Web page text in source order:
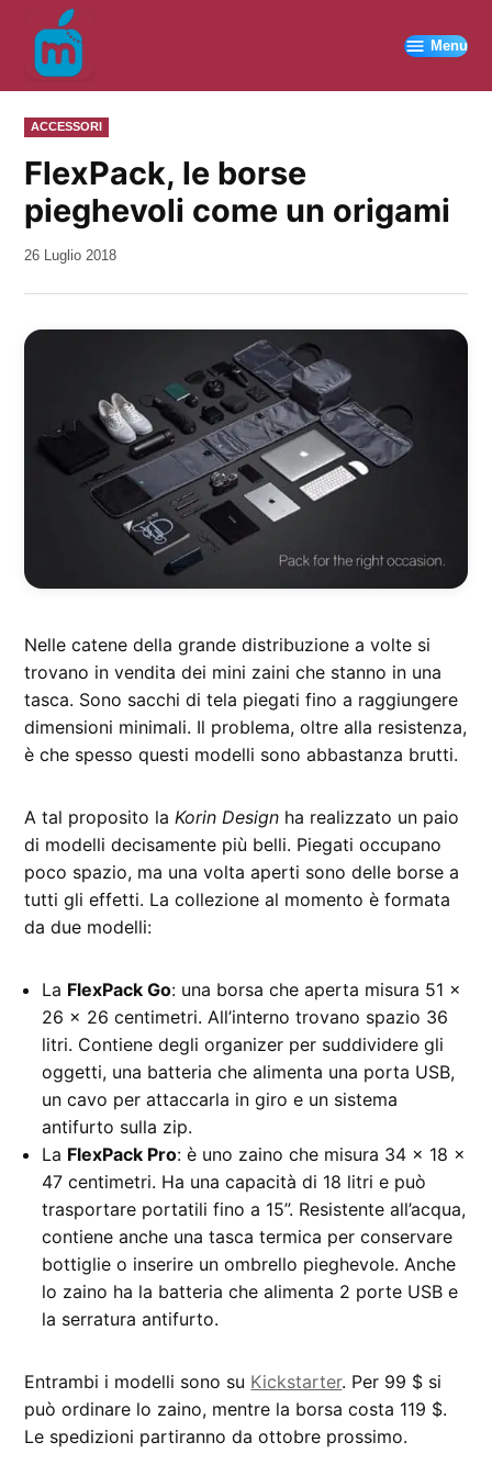
contenuto
Menu
PUBBLICATO
IN
ACCESSORI
FlexPack, le borse
pieghevoli come un origami
da
26 Luglio 2018
Nelle catene della grande distribuzione a volte si
trovano in vendita dei mini zaini che stanno in una
tasca. Sono sacchi di tela piegati fino a raggiungere
dimensioni minimali. Il problema, oltre alla resistenza,
è che spesso questi modelli sono abbastanza brutti.
A tal proposito la Korin Design ha realizzato un paio
di modelli decisamente più belli. Piegati occupano
poco spazio, ma una volta aperti sono delle borse a
tutti gli effetti. La collezione al momento è formata
da due modelli:
La FlexPack Go: una borsa che aperta misura 51 x
26 x 26 centimetri. All’interno trovano spazio 36
litri. Contiene degli organizer per suddividere gli
oggetti, una batteria che alimenta una porta USB,
un cavo per attaccarla in giro e un sistema
antifurto sulla zip.
La FlexPack Pro: è uno zaino che misura 34 x 18 x
47 centimetri. Ha una capacità di 18 litri e può
trasportare portatili fino a 15”. Resistente all’acqua,
contiene anche una tasca termica per conservare
bottiglie o inserire un ombrello pieghevole. Anche
lo zaino ha la batteria che alimenta 2 porte USB e
la serratura antifurto.
Entrambi i modelli sono su Kickstarter. Per 99 $ si
può ordinare lo zaino, mentre la borsa costa 119 $.
Le spedizioni partiranno da ottobre prossimo.